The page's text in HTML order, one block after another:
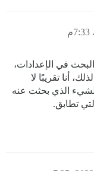
في الإعدادات،
أنا تقريبًا لا
الشيء الذي بحثت عنه
تطابق.